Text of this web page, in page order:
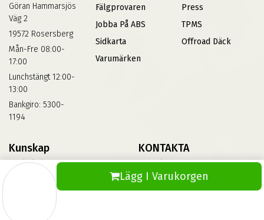
Lägg I Varukorgen
Göran Hammarsjös
Väg 2
19572 Rosersberg
Mån-Fre 08:00-
17:00
Lunchstängt 12:00-
13:00
Bankgiro: 5300-
1194
Fälgprovaren
Jobba På ABS
Sidkarta
Varumärken
Press
TPMS
Offroad Däck
Kunskap
Däckskola
Informationsbank Av Däck
KONTAKTA
Kontakta Oss
Vinterdäck